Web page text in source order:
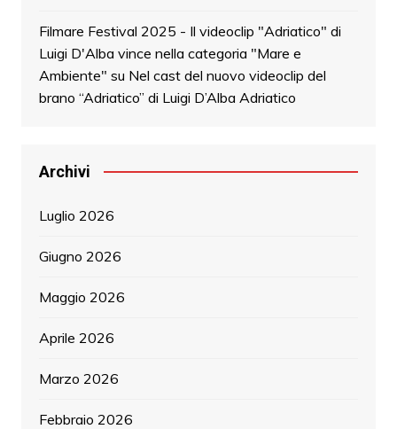
Filmare Festival 2025 - Il videoclip "Adriatico" di
Luigi D'Alba vince nella categoria "Mare e
Ambiente" su Nel cast del nuovo videoclip del
brano “Adriatico” di Luigi D’Alba Adriatico
Archivi
Luglio 2026
Giugno 2026
Maggio 2026
Aprile 2026
Marzo 2026
Febbraio 2026